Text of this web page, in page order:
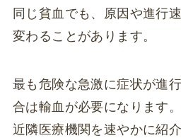
同じ貧血でも、原因や進行
変わることがあります。
最も危険な急激に症状が進
合は輸血が必要になります
近隣医療機関を速やかに紹